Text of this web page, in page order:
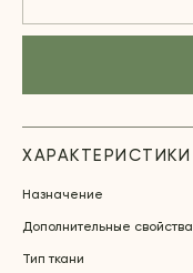
ХАРАКТЕРИСТИКИ
Назначение
Дополнительные свойства
Тип ткани